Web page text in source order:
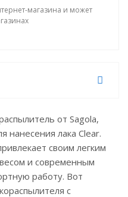
магазина и может
от Sagola,
нанесения лака Clear.
своим легким
и современным
работу. Вот
с